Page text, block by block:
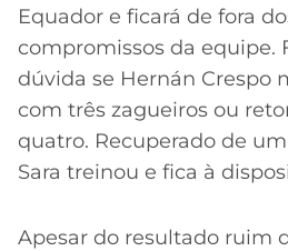
Equador e ficará de fora
compromissos da equipe.
dúvida se Hernán Crespo
com três zagueiros ou
quatro. Recuperado de
Sara treinou e fica à
Apesar do resultado ruim